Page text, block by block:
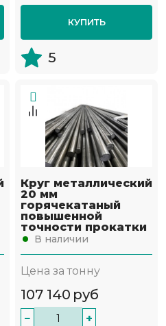
КУПИТЬ
5
Круг металлический
20 мм
горячекатаный
повышенной
точности прокатки
В наличии
Цена за тонну
107 140 руб
− +